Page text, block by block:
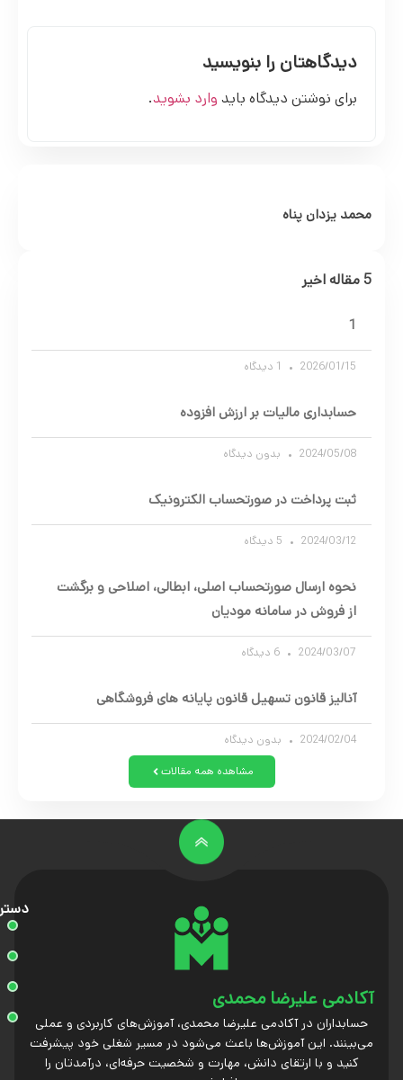
دیدگاهتان را بنویسید
برای نوشتن دیدگاه باید وارد بشوید.
محمد یزدان پناه
5 مقاله اخیر
1
2026/01/15
حسابداری مالیات بر ارزش افزوده
2024/05/08 بدون دیدگاه
ثبت پرداخت در صورتحساب الکترونیک
2024/03/12
نحوه ارسال صورتحساب اصلی، ابطالی، اصلاحی و برگشت
از فروش در سامانه مودیان
2024/03/07
آنالیز قانون تسهیل قانون پایانه های فروشگاهی
2024/02/04 بدون دیدگاه
مشاهده همه مقالات
آکادمی علیرضا محمدی
حسابداران در آکادمی علیرضا محمدی، آموزش‌های کاربردی و عملی
می‌بینند. این آموزش‌ها باعث می‌شود در مسیر شغلی خود پیشرفت
کنید و با ارتقای دانش، مهارت و شخصیت حرفه‌ای، درآمدتان را